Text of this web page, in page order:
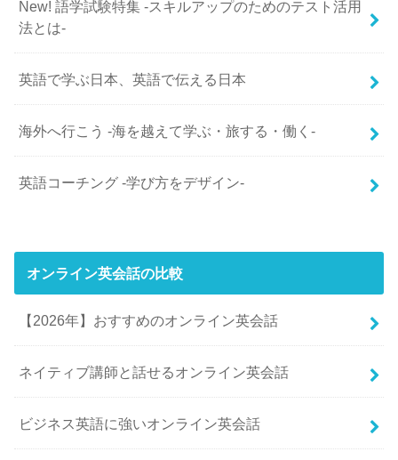
New! 語学試験特集 -スキルアップのためのテスト活用
法とは-
英語で学ぶ日本、英語で伝える日本
海外へ行こう -海を越えて学ぶ・旅する・働く-
英語コーチング -学び方をデザイン-
オンライン英会話の比較
【2026年】おすすめのオンライン英会話
ネイティブ講師と話せるオンライン英会話
ビジネス英語に強いオンライン英会話